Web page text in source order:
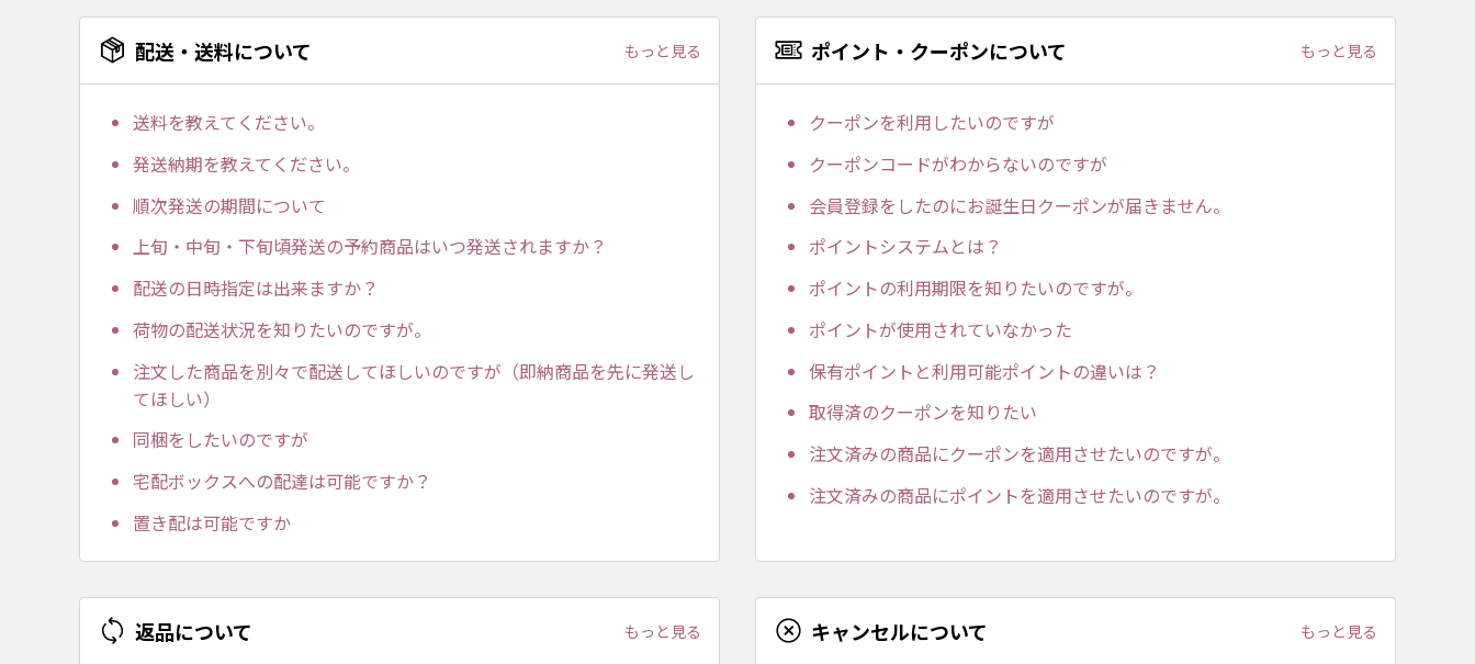
配送・送料について もっと見る
送料を教えてください。
発送納期を教えてください。
順次発送の期間について
上旬・中旬・下旬頃発送の予約商品はいつ発送されますか？
配送の日時指定は出来ますか？
荷物の配送状況を知りたいのですが。
注文した商品を別々で配送してほしいのですが（即納商品を先に発送し
てほしい）
同梱をしたいのですが
宅配ボックスへの配達は可能ですか？
置き配は可能ですか
ポイント・クーポンについて もっと見る
クーポンを利用したいのですが
クーポンコードがわからないのですが
会員登録をしたのにお誕生日クーポンが届きません。
ポイントシステムとは？
ポイントの利用期限を知りたいのですが。
ポイントが使用されていなかった
保有ポイントと利用可能ポイントの違いは？
取得済のクーポンを知りたい
注文済みの商品にクーポンを適用させたいのですが。
注文済みの商品にポイントを適用させたいのですが。
返品について もっと見る キャンセルについて もっと見る